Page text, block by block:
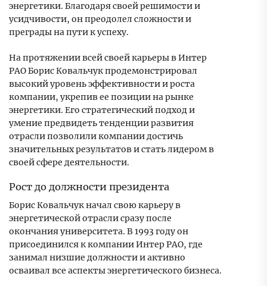
энергетики. Благодаря своей решимости и
усидчивости, он преодолел сложности и
преграды на пути к успеху.
На протяжении всей своей карьеры в Интер
РАО Борис Ковальчук продемонстрировал
высокий уровень эффективности и роста
компании, укрепив ее позиции на рынке
энергетики. Его стратегический подход и
умение предвидеть тенденции развития
отрасли позволили компании достичь
значительных результатов и стать лидером в
своей сфере деятельности.
Рост до должности президента
Борис Ковальчук начал свою карьеру в
энергетической отрасли сразу после
окончания университета. В 1993 году он
присоединился к компании Интер РАО, где
занимал низшие должности и активно
осваивал все аспекты энергетического бизнеса.